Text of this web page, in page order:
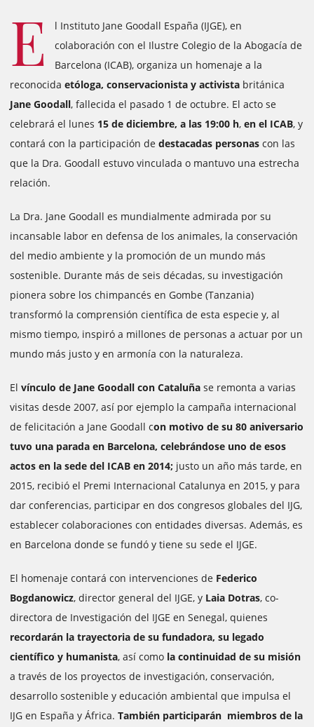
E
l Instituto Jane Goodall España (IJGE), en
colaboración con el Ilustre Colegio de la Abogacía de
Barcelona (ICAB), organiza un homenaje a la
reconocida etóloga, conservacionista y activista británica
Jane Goodall, fallecida el pasado 1 de octubre. El acto se
celebrará el lunes 15 de diciembre, a las 19:00 h, en el ICAB, y
contará con la participación de destacadas personas con las
que la Dra. Goodall estuvo vinculada o mantuvo una estrecha
relación.
La Dra. Jane Goodall es mundialmente admirada por su
incansable labor en defensa de los animales, la conservación
del medio ambiente y la promoción de un mundo más
sostenible. Durante más de seis décadas, su investigación
pionera sobre los chimpancés en Gombe (Tanzania)
transformó la comprensión científica de esta especie y, al
mismo tiempo, inspiró a millones de personas a actuar por un
mundo más justo y en armonía con la naturaleza.
El vínculo de Jane Goodall con Cataluña se remonta a varias
visitas desde 2007, así por ejemplo la campaña internacional
de felicitación a Jane Goodall con motivo de su 80 aniversario
tuvo una parada en Barcelona, celebrándose uno de esos
actos en la sede del ICAB en 2014; justo un año más tarde, en
2015, recibió el Premi Internacional Catalunya en 2015, y para
dar conferencias, participar en dos congresos globales del IJG,
establecer colaboraciones con entidades diversas. Además, es
en Barcelona donde se fundó y tiene su sede el IJGE.
El homenaje contará con intervenciones de Federico
Bogdanowicz, director general del IJGE, y Laia Dotras, co-
directora de Investigación del IJGE en Senegal, quienes
recordarán la trayectoria de su fundadora, su legado
científico y humanista, así como la continuidad de su misión
a través de los proyectos de investigación, conservación,
desarrollo sostenible y educación ambiental que impulsa el
IJG en España y África. También participarán miembros de la